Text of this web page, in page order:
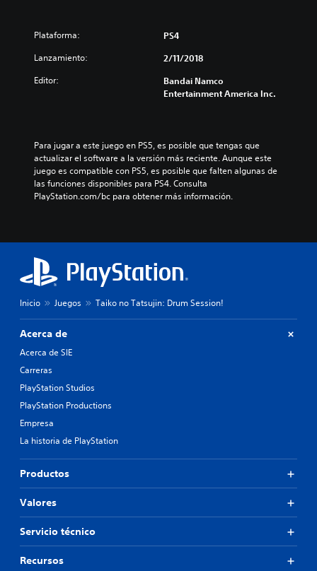
Plataforma: PS4
Lanzamiento: 2/11/2018
Editor:
Bandai Namco
Entertainment America Inc.
Para jugar a este juego en PS5, es posible que tengas que
actualizar el software a la versión más reciente. Aunque este
juego es compatible con PS5, es posible que falten algunas de
las funciones disponibles para PS4. Consulta
PlayStation.com/bc para obtener más información.
Inicio Juegos Taiko no Tatsujin: Drum Session!
Acerca de
Acerca de SIE
Carreras
PlayStation Studios
PlayStation Productions
Empresa
La historia de PlayStation
Productos
Valores
Servicio técnico
Recursos